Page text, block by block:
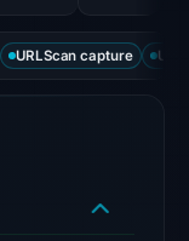
URLScan capture